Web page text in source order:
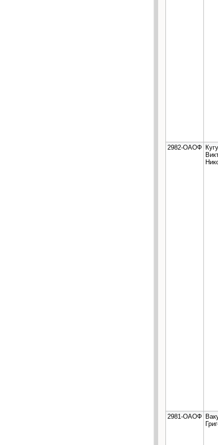
2982-ОАОФ
2981-ОАОФ